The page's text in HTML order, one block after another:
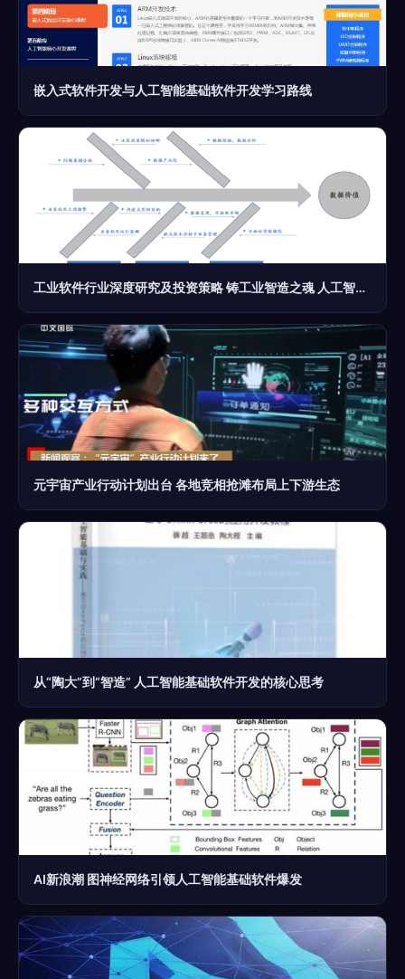
嵌入式软件开发与人工智能基础软件开发学习路线
工业软件行业深度研究及投资策略 铸工业智造之魂 人工智能基础软件开发
元宇宙产业行动计划出台 各地竞相抢滩布局上下游生态
从“陶大”到“智造” 人工智能基础软件开发的核心思考
AI新浪潮 图神经网络引领人工智能基础软件爆发